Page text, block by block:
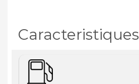
Caracteristiques